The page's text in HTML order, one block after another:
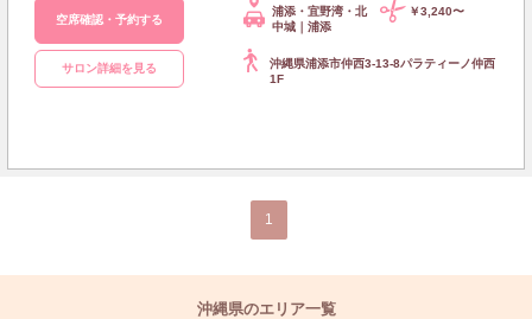
空席確認・予約する
サロン詳細を見る
浦添・宜野湾・北
中城｜浦添
￥3,240〜
沖縄県浦添市仲西3-13-8パラティーノ仲西
1F
1
沖縄県のエリア一覧